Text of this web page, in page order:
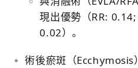
現出優勢（RR:
0.02）。
術後瘀斑（Ecchymosis